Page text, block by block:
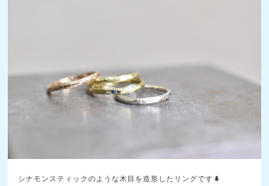
シナモンスティックのような木目を造形したリングです🌲